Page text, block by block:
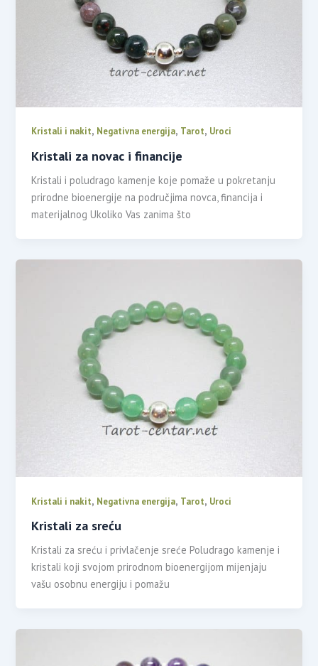
Kristali i nakit, Negativna energija, Tarot, Uroci
Kristali za novac i financije
Kristali i poludrago kamenje koje pomaže u pokretanju
prirodne bioenergije na područjima novca, financija i
materijalnog Ukoliko Vas zanima što
Kristali i nakit, Negativna energija, Tarot, Uroci
Kristali za sreću
Kristali za sreću i privlačenje sreće Poludrago kamenje i
kristali koji svojom prirodnom bioenergijom mijenjaju
vašu osobnu energiju i pomažu